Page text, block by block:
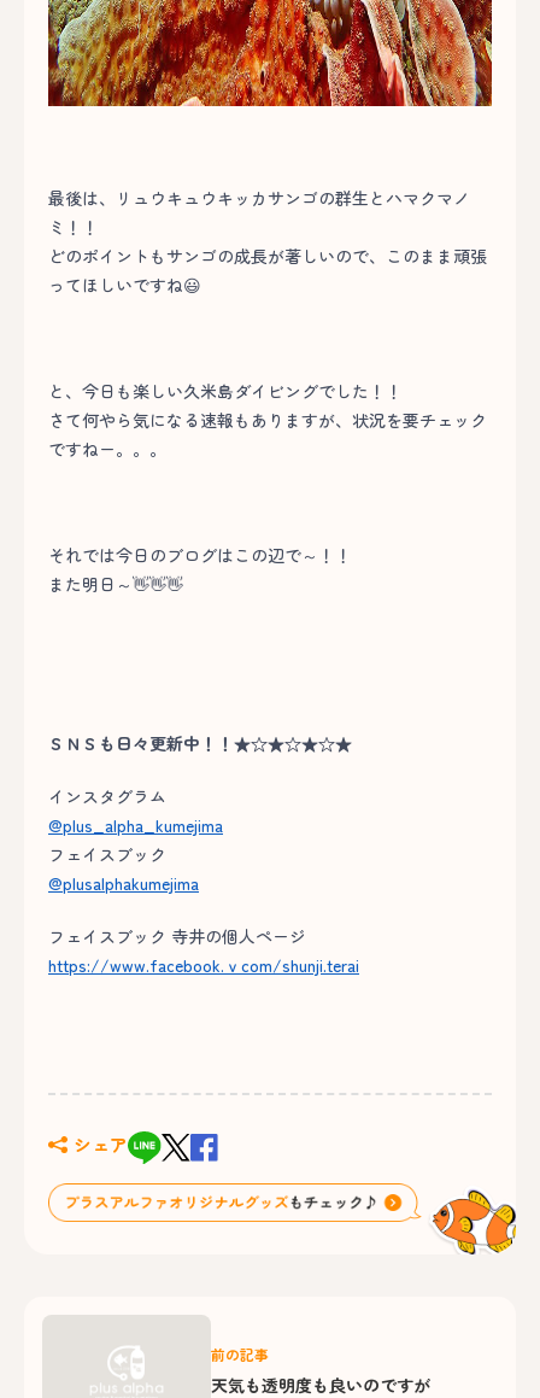
最後は、リュウキュウキッカサンゴの群生とハマクマノ
ミ！！
どのポイントもサンゴの成長が著しいので、このまま頑張
ってほしいですね😃
と、今日も楽しい久米島ダイビングでした！！
さて何やら気になる速報もありますが、状況を要チェック
ですねー。。。
それでは今日のブログはこの辺で～！！
また明日～👋👋👋
ＳＮＳも日々更新中！！★☆★☆★☆★
インスタグラム
@plus_alpha_kumejima
フェイスブック
@plusalphakumejima
フェイスブック 寺井の個人ページ
https://www.facebook.ｖcom/shunji.terai
シェア
前の記事
天気も透明度も良いのですが